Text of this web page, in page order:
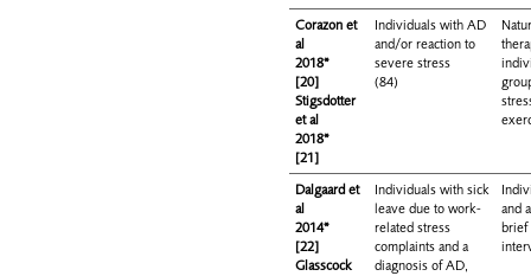
Corazon et
al
2018*
[20]
Stigsdotter
et al
2018*
[21]
Individuals with AD
and/or reaction to
severe stress
(84)
Dalgaard et
al
2014*
[22]
Glasscock
Individuals with sick
leave due to work-
related stress
complaints and a
diagnosis of AD,
and
brief